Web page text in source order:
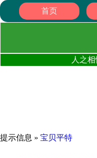
首页
人之
提示信息 » 宝贝平特